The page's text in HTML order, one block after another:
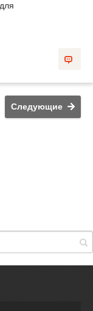
Следующие